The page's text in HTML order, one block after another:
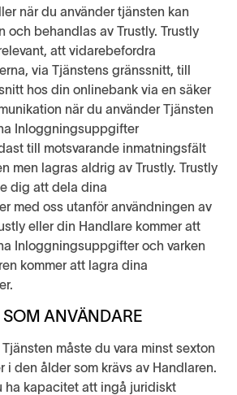
när du använder tjänsten kan
och behandlas av Trustly. Trustly
att vidarebefordra
via Tjänstens gränssnitt, till
hos din onlinebank via en säker
när du använder Tjänsten
Inloggningsuppgifter
till motsvarande inmatningsfält
men lagras aldrig av Trustly. Trustly
dig att dela dina
med oss utanför användningen av
eller din Handlare kommer att
Inloggningsuppgifter och varken
kommer att lagra dina
SOM ANVÄNDARE
Tjänsten måste du vara minst sexton
i den ålder som krävs av Handlaren.
ha kapacitet att ingå juridiskt